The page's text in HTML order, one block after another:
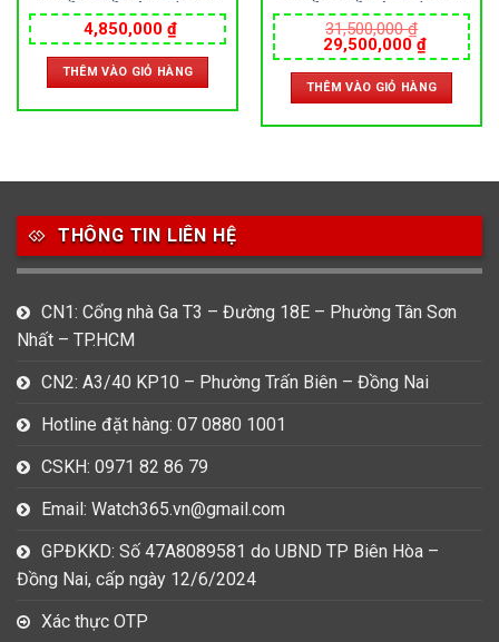
KHOÁNG – DÂY KIM LOẠI –
PIN – SIZE 40&35 MM – MÁY
THUỴ SỸ
4,850,000 ₫
THÊM VÀO GIỎ HÀNG
SAPPHIRE – DÂY KIM LOẠI –
PIN – SIZE 40&35MM – MÁY
ITALIA
31,500,000₫
Giá
gốc
là:
31,500,000 ₫.
29,500,000 ₫Giá
hiện
tại
là:
THÊM VÀO GIỎ HÀNG
₫.
THÔNG TIN LIÊN HỆ
CN1: Cổng nhà Ga T3 – Đường 18E – Phường Tân Sơn
Nhất – TP.HCM
CN2: A3/40 KP10 – Phường Trấn Biên – Đồng Nai
Hotline đặt hàng: 07 0880 1001
CSKH: 0971 82 86 79
Email: Watch365.vn@gmail.com
GPĐKKD: Số 47A8089581 do UBND TP Biên Hòa –
Đồng Nai, cấp ngày 12/6/2024
Xác thực OTP